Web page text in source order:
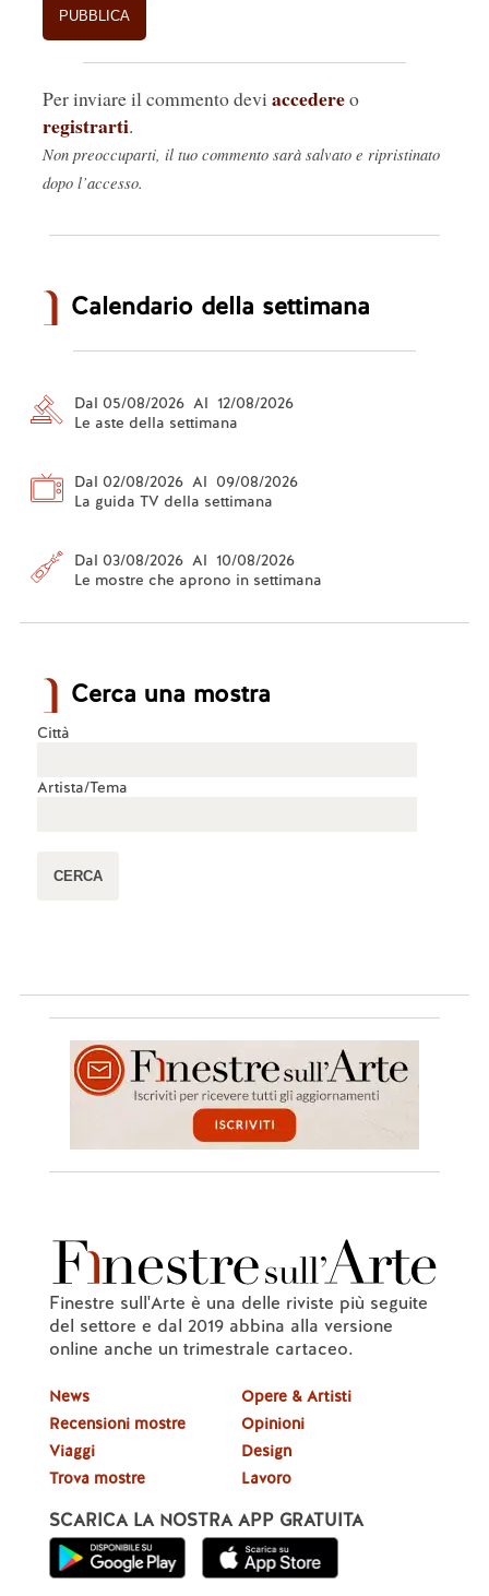
Per inviare il commento devi accedereo
registrarti.
Non preoccuparti, il tuo commento sarà salvato e ripristinato
dopo l’accesso.
Calendario della settimana
Dal 05/08/2026 Al 12/08/2026
Le aste della settimana
Dal 02/08/2026 Al 09/08/2026
La guida TV della settimana
Dal 03/08/2026 Al 10/08/2026
Le mostre che aprono in settimana
Cerca una mostra
Città
Artista/Tema
Finestre sull'Arte è una delle riviste più seguite
del settore e dal 2019 abbina alla versione
online anche un trimestrale cartaceo.
News
Recensioni mostre
Viaggi
Trova mostre
Opere & Artisti
Opinioni
Design
Lavoro
SCARICA LA NOSTRA APP GRATUITA